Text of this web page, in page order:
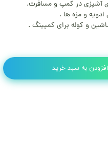
آشپزی در کمپ و مسافرت.
ادویه و مزه ها .
و کوله برای کمپینگ .
افزودن به سبد خرید